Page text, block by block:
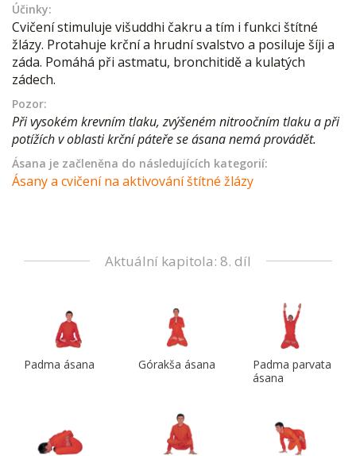
Účinky:
Cvičení stimuluje višuddhi čakru a tím i funkci štítné
žlázy. Protahuje krční a hrudní svalstvo a posiluje šíji a
záda. Pomáhá při astmatu, bronchitidě a kulatých
zádech.
Pozor:
Při vysokém krevním tlaku, zvýšeném nitroočním tlaku a při
potížích v oblasti krční páteře se ásana nemá provádět.
Ásana je začleněna do následujících kategorií:
Ásany a cvičení na aktivování štítné žlázy
Aktuální kapitola: 8. díl
Padma ásana Górakša ásana
Padma parvata
ásana